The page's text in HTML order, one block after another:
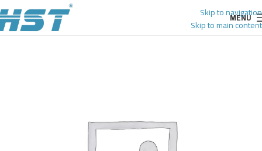
Skip to navigation
Skip to main content
MENU